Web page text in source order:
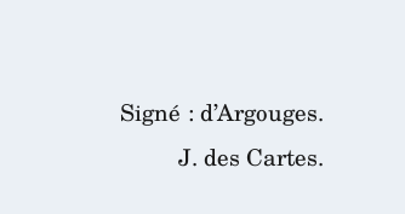
Signé : d’Argouges.
J. des Cartes.